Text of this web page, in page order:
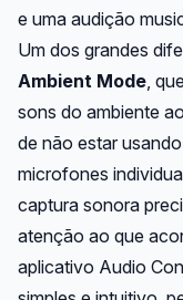
e uma audição
Um dos grandes
Ambient Mode,
sons do ambiente
de não estar
microfones
captura sonora
atenção ao que
aplicativo Audio